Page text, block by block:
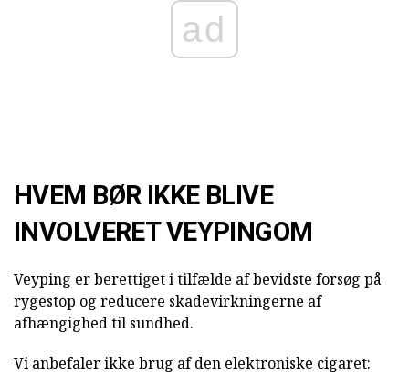
ad
HVEM BØR IKKE BLIVE
INVOLVERET VEYPINGOM
Veyping er berettiget i tilfælde af bevidste forsøg på
rygestop og reducere skadevirkningerne af
afhængighed til sundhed.
Vi anbefaler ikke brug af den elektroniske cigaret: